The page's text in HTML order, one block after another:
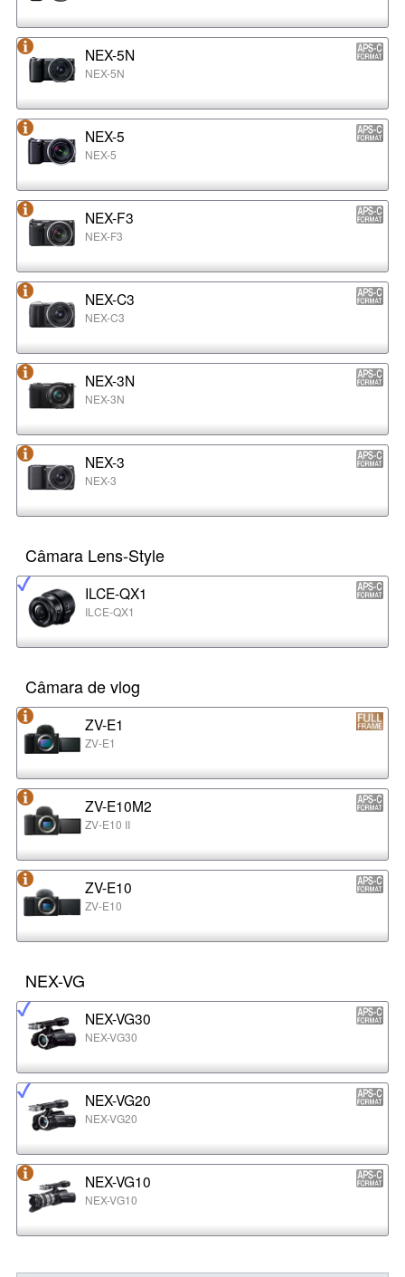
NEX-5N
NEX-5N
NEX-5
NEX-5
NEX-F3
NEX-F3
NEX-C3
NEX-C3
NEX-3N
NEX-3N
NEX-3
NEX-3
Câmara Lens-Style
ILCE-QX1
ILCE-QX1
Câmara de vlog
ZV-E1
ZV-E1
ZV-E10M2
ZV-E10 II
ZV-E10
ZV-E10
NEX-VG
NEX-VG30
NEX-VG30
NEX-VG20
NEX-VG20
NEX-VG10
NEX-VG10